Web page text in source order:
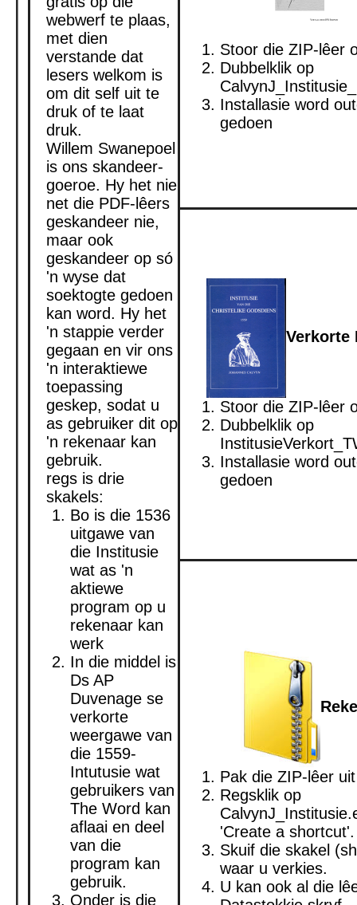
webwerf te plaas,
met dien
verstande dat
lesers welkom is
om dit self uit te
druk of te laat
druk.
Willem Swanepoel
is ons skandeer-
goeroe. Hy het nie
net die PDF-lêers
geskandeer nie,
maar ook
geskandeer op só
'n wyse dat
soektogte gedoen
kan word. Hy het
'n stappie verder
gegaan en vir ons
'n interaktiewe
toepassing
geskep, sodat u
as gebruiker dit op
'n rekenaar kan
gebruik.
regs is drie
skakels:
Bo is die 1536
uitgawe van
die Institusie
wat as 'n
aktiewe
program op u
rekenaar kan
werk
In die middel is
Ds AP
Duvenage se
verkorte
weergawe van
die 1559-
Intutusie wat
gebruikers van
The Word kan
aflaai en deel
van die
program kan
gebruik.
Onder is die
Stoor die ZIP-lêer
Dubbelklik op
Installasie word
gedoen
Verkorte
Stoor die ZIP-lêer
Dubbelklik op
Installasie word
gedoen
Pak die ZIP-lêer
Regsklik op
'Create a shortcut'.
Skuif die skakel
waar u verkies.
U kan ook al die